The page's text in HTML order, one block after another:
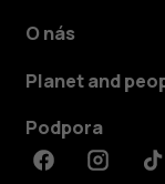
O nás
Planet and
Podpora
FacebookInstagram